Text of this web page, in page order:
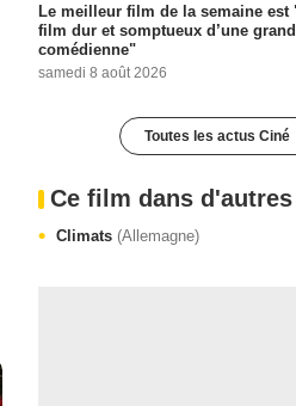
Le meilleur film de la semaine est
film dur et somptueux d’une
comédienne"
samedi 8 août 2026
Toutes les actus Ciné
Ce film dans
Climats (Allemagne)